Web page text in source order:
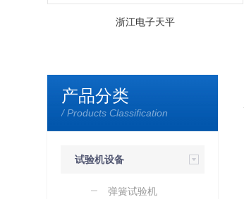
浙江电子天平
产品分类
/ Products Classification
试验机设备
弹簧试验机